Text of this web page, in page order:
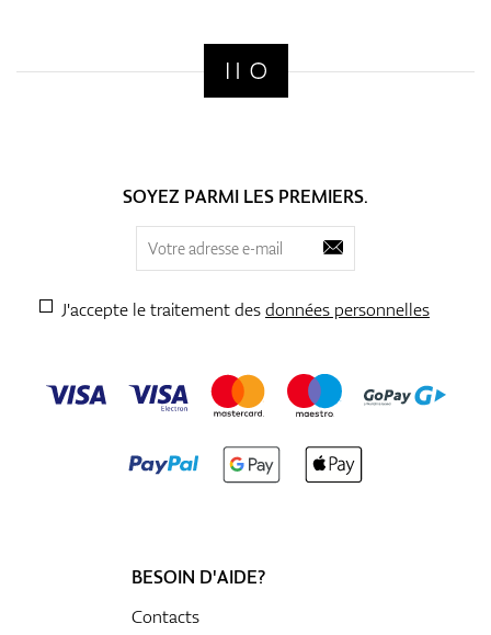
SOYEZ PARMI LES PREMIERS.
J'accepte le traitement desdonnées personnelles
BESOIN D'AIDE?
Contacts